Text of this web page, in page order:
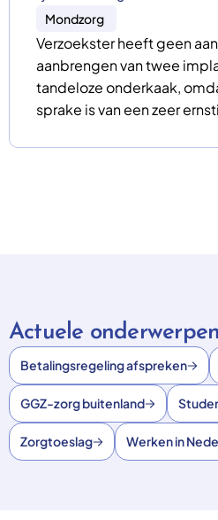
Mondzorg
Verzoekster heeft geen
aanbrengen van twee
tandeloze onderkaak,
sprake is van een zeer
Actuele onderwerpen
Betalingsregeling afspreken
GGZ-zorg buitenland
Zorgtoeslag Werken in